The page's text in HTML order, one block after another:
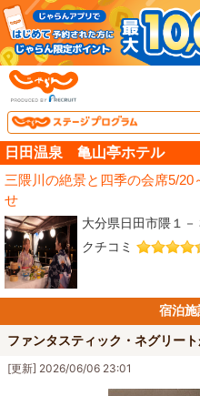
日田温泉 亀山亭ホテル
三隈川の絶景と四季の会席5/
せ
大分県日田市隈１－
クチコミ
宿泊
ファンタスティック・ネグリート
[更新] 2026/06/06 23:01